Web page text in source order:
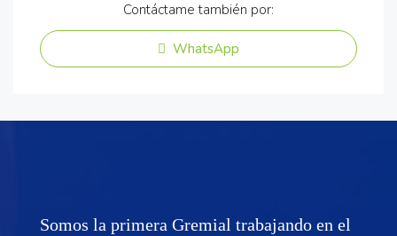
Contáctame también por:
WhatsApp
Somos la primera Gremial trabajando en el